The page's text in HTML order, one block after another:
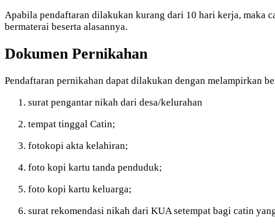
Apabila pendaftaran dilakukan kurang dari 10 hari kerja, maka
bermaterai beserta alasannya.
Dokumen Pernikahan
Pendaftaran pernikahan dapat dilakukan dengan melampirkan
surat pengantar nikah dari desa/kelurahan
tempat tinggal Catin;
fotokopi akta kelahiran;
foto kopi kartu tanda penduduk;
foto kopi kartu keluarga;
surat rekomendasi nikah dari KUA setempat bagi catin